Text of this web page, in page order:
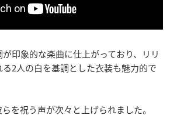
印象的な楽曲に仕上がっており、リリ
2人の白を基調とした衣装も魅力的で
を祝う声が次々と上げられました。